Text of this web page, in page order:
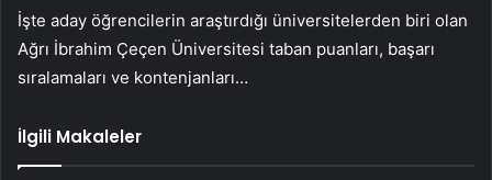
İşte aday öğrencilerin araştırdığı üniversitelerden biri olan
Ağrı İbrahim Çeçen Üniversitesi taban puanları, başarı
sıralamaları ve kontenjanları…
İlgili Makaleler